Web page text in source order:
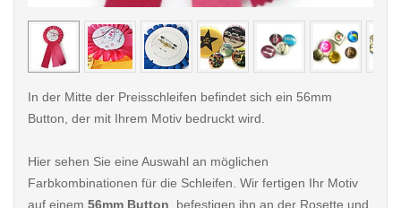
< /picture>
In der Mitte der Preisschleifen befindet sich ein 56mm
Button, der mit Ihrem Motiv bedruckt wird.
Hier sehen Sie eine Auswahl an möglichen
Farbkombinationen für die Schleifen. Wir fertigen Ihr Motiv
auf einem 56mm Button , befestigen ihn an der Rosette und